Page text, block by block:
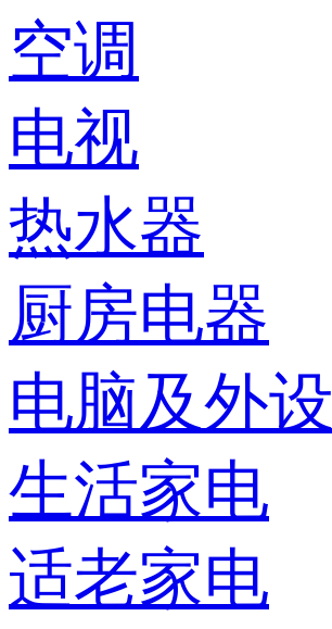
空调
电视
热水器
厨房电器
电脑及外设
生活家电
适老家电